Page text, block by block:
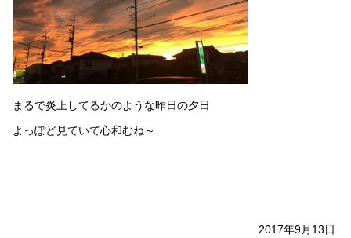
まるで炎上してるかのような昨日の夕日
よっぽど見ていて心和むね～
2017年9月13日